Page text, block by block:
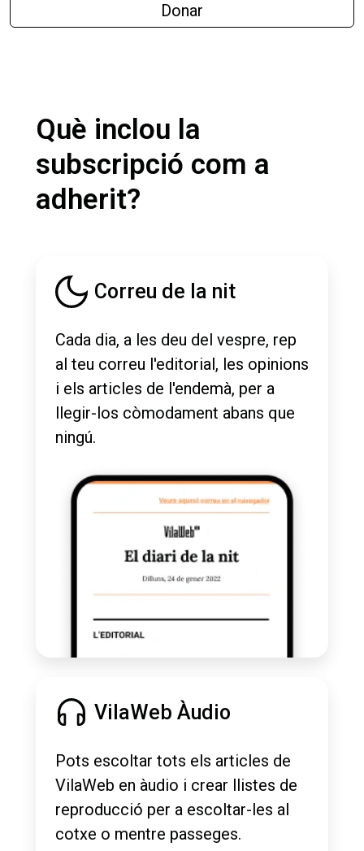
Donar
Què inclou la
subscripció com a
adherit?
Correu de la nit
Cada dia, a les deu del vespre, rep
al teu correu l'editorial, les opinions
i els articles de l'endemà, per a
llegir-los còmodament abans que
ningú.
VilaWeb Àudio
Pots escoltar tots els articles de
VilaWeb en àudio i crear llistes de
reproducció per a escoltar-les al
cotxe o mentre passeges.